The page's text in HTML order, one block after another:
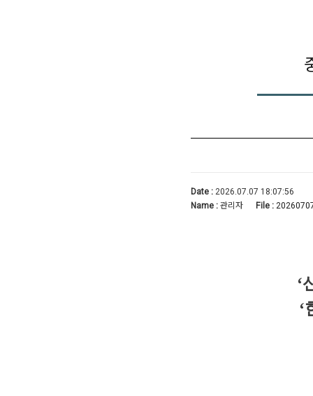
Date :2026.07.07 18:07:56
Name :관리자 File :
‘
‘